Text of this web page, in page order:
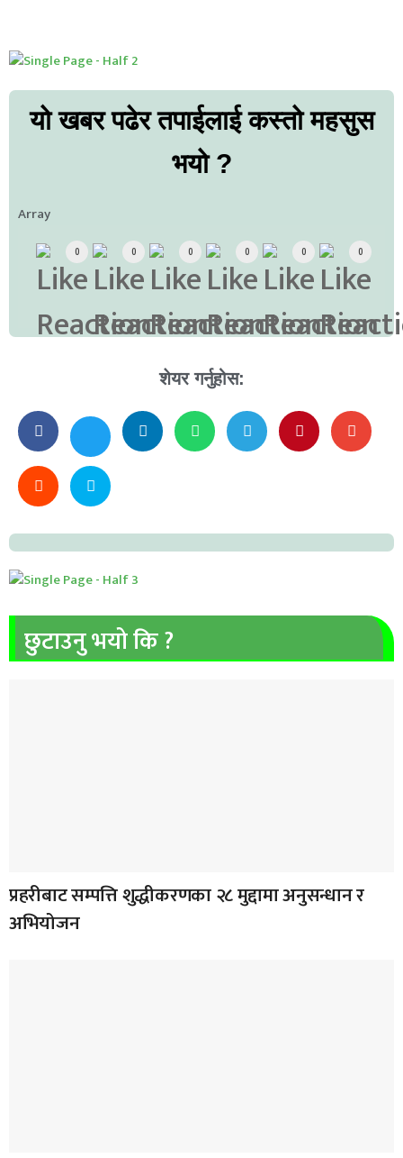
यो खबर पढेर तपाईलाई कस्तो महसुस
भयो ?
Array
0 0 0 0 0 0
शेयर गर्नुहोस:
छुटाउनु भयो कि ?
प्रहरीबाट सम्पत्ति शुद्धीकरणका २८ मुद्दामा अनुसन्धान र
अभियोजन